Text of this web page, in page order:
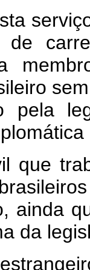
de
pela
que
ainda
da